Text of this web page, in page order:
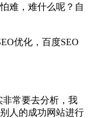
难，难什么呢？自
优化，百度SEO
非常要去分析，我
人的成功网站进行